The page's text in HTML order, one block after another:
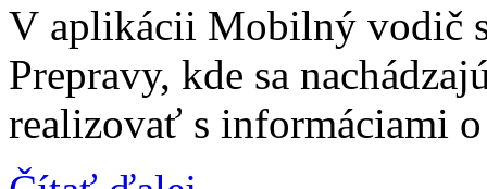
V aplikácii Mobilný vodič
Prepravy, kde sa
realizovať s informáciami o